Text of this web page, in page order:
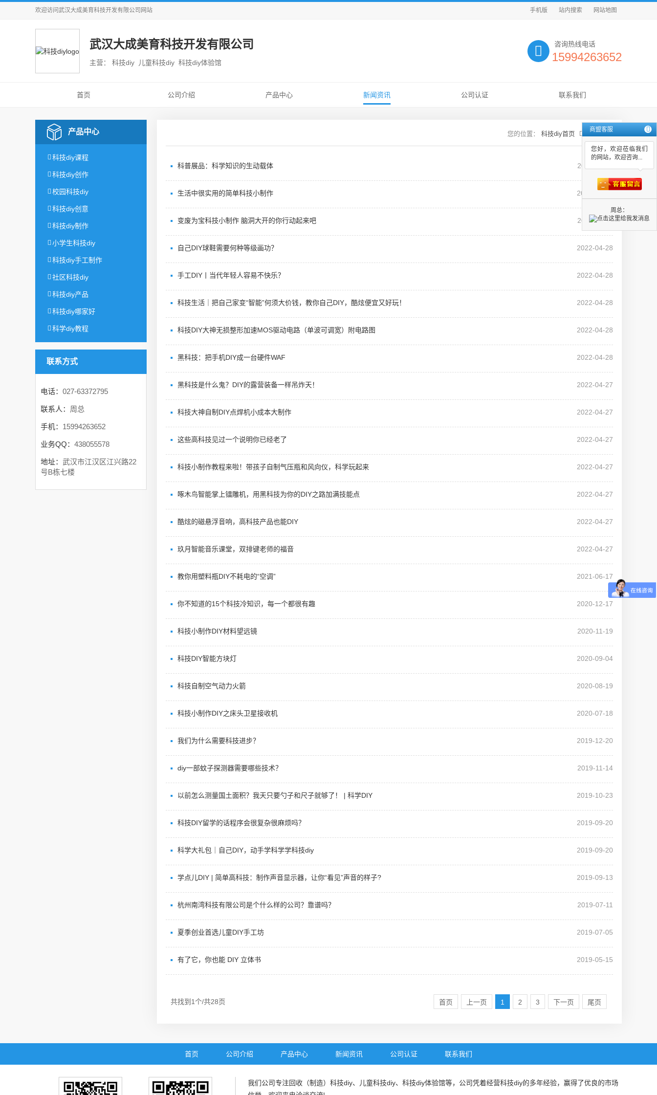
欢迎访问 武汉大成美育科技开发有限公司 网站 手机版 站内搜索 网站地图
武汉大成美育科技开发有限公司
主营： 科技diy 儿童科技diy 科技diy体验馆
咨询热线电话
15994263652
首页 公司介绍 产品中心 新闻资讯 公司认证 联系我们
产品中心
科技diy课程
科技diy创作
校园科技diy
科技diy创意
科技diy制作
小学生科技diy
科技diy手工制作
社区科技diy
科技diy产品
科技diy哪家好
科学diy教程
联系方式
电话： 027-63372795
联系人： 周总
手机： 15994263652
业务QQ： 438055578
地址： 武汉市江汉区江兴路22
号B栋七楼
科技diy首页 新闻资讯
科普展品：科学知识的生动载体 2025-11-14
生活中很实用的简单科技小制作 2024-04-28
变废为宝科技小制作 脑洞大开的你行动起来吧 2022-11-18
自己DIY球鞋需要何种等级画功？ 2022-04-28
手工DIY丨当代年轻人容易不快乐？ 2022-04-28
科技生活｜把自己家变“智能”何须大价钱，教你自己DIY，酷炫便宜又好玩！ 2022-04-28
科技DIY大神无损整形加速MOS驱动电路（单波可调宽）附电路图 2022-04-28
黑科技：把手机DIY成一台硬件WAF 2022-04-28
黑科技是什么鬼？DIY的露营装备一样吊炸天！ 2022-04-27
科技大神自制DIY点焊机小成本大制作 2022-04-27
这些高科技见过一个说明你已经老了 2022-04-27
科技小制作教程来啦！带孩子自制气压瓶和风向仪，科学玩起来 2022-04-27
啄木鸟智能掌上镭雕机，用黑科技为你的DIY之路加满技能点 2022-04-27
酷炫的磁悬浮音响，高科技产品也能DIY 2022-04-27
玖月智能音乐课堂，双排键老师的福音 2022-04-27
教你用塑料瓶DIY不耗电的“空调” 2021-06-17
你不知道的15个科技冷知识，每一个都很有趣 2020-12-17
科技小制作DIY材料望远镜 2020-11-19
科技DIY智能方块灯 2020-09-04
科技自制空气动力火箭 2020-08-19
科技小制作DIY之床头卫星接收机 2020-07-18
我们为什么需要科技进步？ 2019-12-20
diy一部蚊子探测器需要哪些技术？ 2019-11-14
以前怎么测量国土面积？我天只要勺子和尺子就够了！ | 科学DIY 2019-10-23
科技DIY留学的话程序会很复杂很麻烦吗？ 2019-09-20
科学大礼包｜自己DIY，动手学科学学科技diy 2019-09-20
学点儿DIY | 简单高科技：制作声音显示器，让你“看见”声音的样子? 2019-09-13
杭州南湾科技有限公司是个什么样的公司？靠谱吗？ 2019-07-11
夏季创业首选儿童DIY手工坊 2019-07-05
有了它，你也能 DIY 立体书 2019-05-15
共找到1个/共28页 首页 上一页 1 2 3 下一页 尾页
首页 公司介绍 产品中心 新闻资讯 公司认证 联系我们
我们公司专注回收（制造） 科技diy、 儿童科技diy、 科技diy体验馆等，公司凭着经营科技diy的多年经验，赢得了优良的市场
商盟客服
您好，欢迎莅临我们
的网站，欢迎咨询...
周总：